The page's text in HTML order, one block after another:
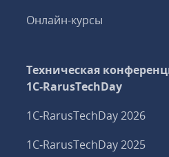
Онлайн-курсы
Техническая
1C‑RarusTechDay
1C‑RarusTechDay 2026
1C‑RarusTechDay 2025